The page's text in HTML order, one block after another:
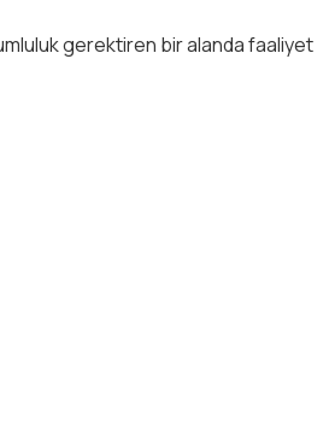
gerektiren bir alanda faaliyet